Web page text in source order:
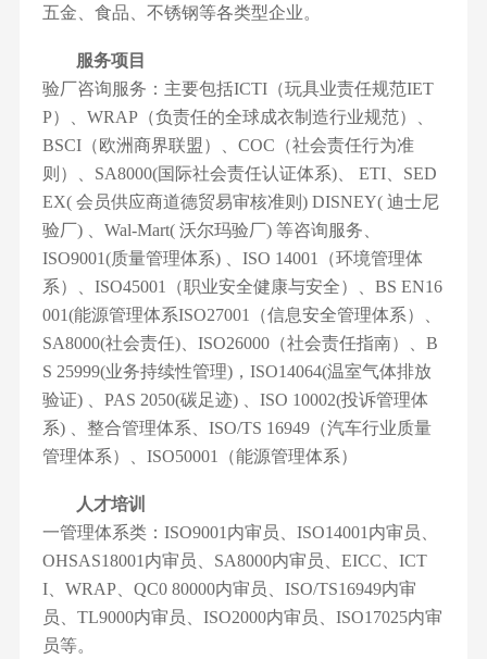
五金、食品、不锈钢等各类型企业。
服务项目
验厂咨询服务：主要包括ICTI（玩具业责任规范IET
P）、WRAP（负责任的全球成衣制造行业规范）、
BSCI（欧洲商界联盟）、COC（社会责任行为准
则）、SA8000(国际社会责任认证体系)、 ETI、SED
EX( 会员供应商道德贸易审核准则) DISNEY( 迪士尼
验厂) 、Wal-Mart( 沃尔玛验厂) 等咨询服务、
ISO9001(质量管理体系) 、ISO 14001（环境管理体
系）、ISO45001（职业安全健康与安全）、BS EN16
001(能源管理体系ISO27001（信息安全管理体系）、
SA8000(社会责任)、ISO26000（社会责任指南）、B
S 25999(业务持续性管理)，ISO14064(温室气体排放
验证) 、PAS 2050(碳足迹) 、ISO 10002(投诉管理体
系) 、整合管理体系、ISO/TS 16949（汽车行业质量
管理体系）、ISO50001（能源管理体系）
人才培训
一管理体系类：ISO9001内审员、ISO14001内审员、
OHSAS18001内审员、SA8000内审员、EICC、ICT
I、WRAP、QC0 80000内审员、ISO/TS16949内审
员、TL9000内审员、ISO2000内审员、ISO17025内审
员等。